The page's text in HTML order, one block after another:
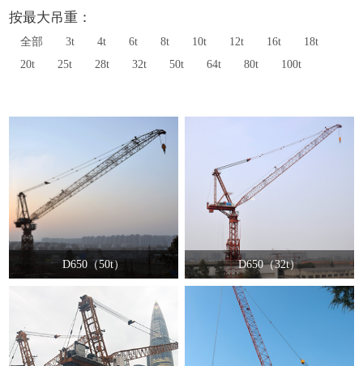
按最大吊重：
全部 3t 4t 6t 8t 10t 12t 16t
18t
20t
25t 28t 32t 50t 64t 80t 100t
D650（50t） D650（32t）